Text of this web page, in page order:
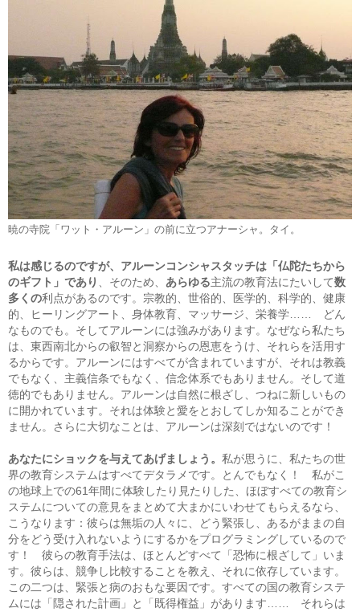
暁の寺院「ワット・アルーン」の前に立つアナーシャ。タイ。
私は感じるのですが、アルーンコンシャスタッチは「仏陀たちから
のギフト」であり 、そのため、 あらゆる主流の教育法にたいして数
多くの利点があるのです。宗教的、世俗的、医学的、科学的、健康
的、ヒーリングアート、身体教育、マッサージ、栄養学…… どん
なものでも。そしてアルーンには強みがあります。なぜなら私たち
は、東西南北からの叡智と洞察からの恩恵をうけ、それらを活用す
るからです。アルーンにはすべてが含まれていますが、それは教義
でもなく、主義信条でもなく、信念体系でもありません。そして道
徳的でもありません。アルーンは自然に根ざし、つねに新しいもの
に開かれています。それは体験と愛をとおしてしか知ることができ
ません。さらに大切なことは、アルーンは深刻ではないのです！
あなたにショックを与えてあげましょう。 私が思うに、私たちの世
界の教育システムはすべてデタラメです。とんでもなく！ 私がこ
の地球上での61年間に体験したり見たりした、ほぼすべての教育シ
ステムについての意見をまとめて大まかにいわせてもらえるなら、
こうなります：彼らは無垢の人々に、どう緊張し、あるがままの自
分をどう受け入れないようにするかをプログラミングしているので
す！ 彼らの教育手法は、ほとんどすべて「恐怖に根ざして」いま
す。彼らは、競争し比較することを教え、それに依存しています。
この二つは、緊張と病のおもな要因です。すべての国の教育システ
ムには「隠された計画」と「既得権益」があります…… それらは